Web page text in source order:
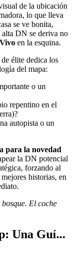
de la ubicación
lo que lleva
se ve bonita,
DN se deriva no
en la esquina.
élite dedica los
del mapa:
o un
repentino en el
autopista o un
para la novedad
la DN potencial
forzando al
historias, en
El coche
Una Guí...